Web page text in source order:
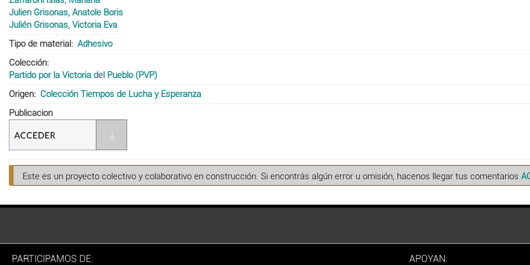
Julien Grisonas, Anatole Boris
Julién Grisonas, Victoria Eva
Tipo de material
Adhesivo
Colección
Partido por la Victoria del Pueblo (PVP)
Origen
Colección Tiempos de Lucha y Esperanza
Publicacion
Este es un proyecto colectivo y colaborativo en construcción. Si encontrás algún error u omisión, hacenos llegar tus comentarios
PARTICIPAMOS DE: APOYAN: